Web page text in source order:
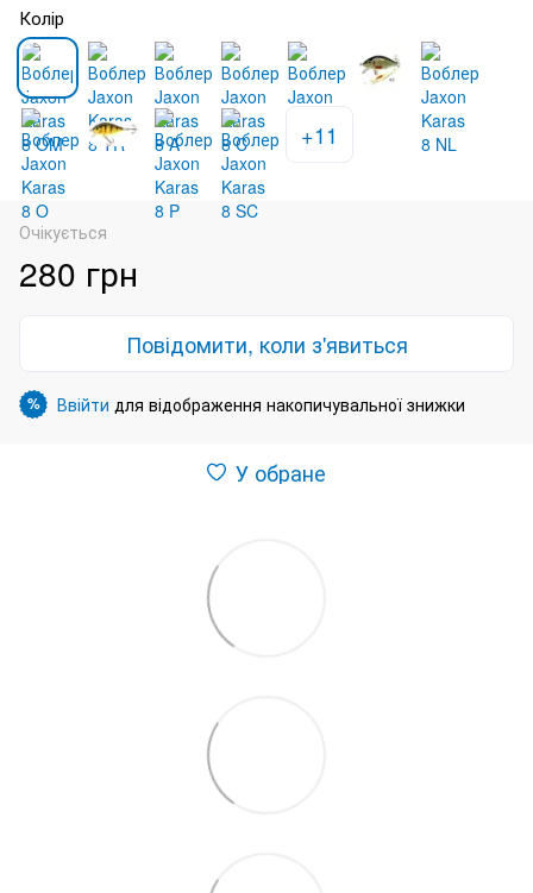
Колір
+11
Очікується
280 грн
Повідомити, коли з'явиться
% Ввійти для відображення накопичувальної знижки
У обране